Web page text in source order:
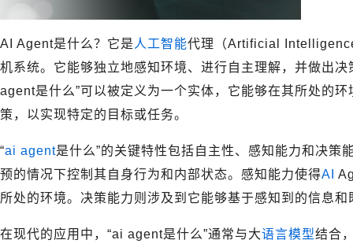
AI Agent是什么？它是 人工智能代理（Artificial
机系统。它能够独立地感知环境、进行自主理解，并做出
agent是什么”可以被定义为一个实体，它能够在其所处的
策，以实现特定的目标或任务。
“ai agent是什么”的关键特性包括自主性、感知能力和决策
预的情况下控制其自身行为和内部状态。感知能力使得AI
所处的环境。决策能力则涉及到它能够基于感知到的信息
在现代的应用中，“ai agent是什么”通常与大语言模型结合